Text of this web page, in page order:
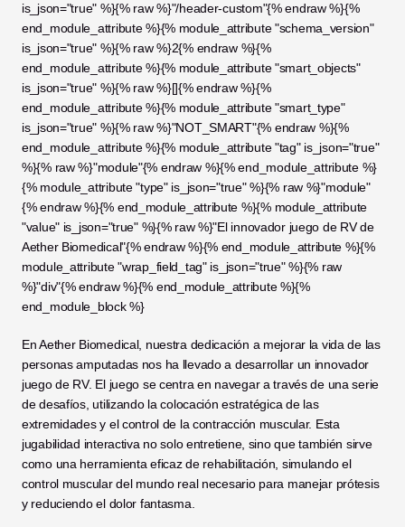
is_json="true" %}{% raw %}"/header-custom"{% endraw %}{%
end_module_attribute %}{% module_attribute "schema_version"
is_json="true" %}{% raw %}2{% endraw %}{%
end_module_attribute %}{% module_attribute "smart_objects"
is_json="true" %}{% raw %}[]{% endraw %}{%
end_module_attribute %}{% module_attribute "smart_type"
is_json="true" %}{% raw %}"NOT_SMART"{% endraw %}{%
end_module_attribute %}{% module_attribute "tag" is_json="true"
%}{% raw %}"module"{% endraw %}{% end_module_attribute %}
{% module_attribute "type" is_json="true" %}{% raw %}"module"
{% endraw %}{% end_module_attribute %}{% module_attribute
"value" is_json="true" %}{% raw %}"El innovador juego de RV de
Aether Biomedical"{% endraw %}{% end_module_attribute %}{%
module_attribute "wrap_field_tag" is_json="true" %}{% raw
%}"div"{% endraw %}{% end_module_attribute %}{%
end_module_block %}
En Aether Biomedical, nuestra dedicación a mejorar la vida de las
personas amputadas nos ha llevado a desarrollar un innovador
juego de RV. El juego se centra en navegar a través de una serie
de desafíos, utilizando la colocación estratégica de las
extremidades y el control de la contracción muscular. Esta
jugabilidad interactiva no solo entretiene, sino que también sirve
como una herramienta eficaz de rehabilitación, simulando el
control muscular del mundo real necesario para manejar prótesis
y reduciendo el dolor fantasma.